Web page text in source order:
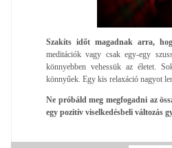
Szakíts időt magadnak arra,
meditációk vagy csak egy-egy
könnyebben vehessük az életet.
könnyűek. Egy kis relaxáció nagyot
Ne próbáld meg megfogadni az
egy pozitív viselkedésbeli változás